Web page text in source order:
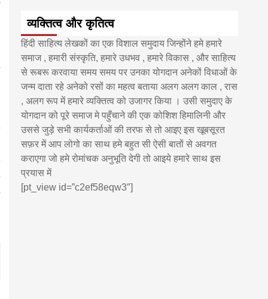
व्यक्तित्व और कृतित्व
हिंदी साहित्य लेखकों का एक विशाल समुदाय जिन्होंने हमे हमारे
समाज , हमारी संस्कृति, हमारे उधभव , हमारे विकास , और साहित्य
से रूबरू करवाया समय समय पर उनका योगदान अनेकों विधाओं के
जन्म दाता रहे अनेको रसों का महत्व बताया अलग अलग काल , रास
, अलग रूप में हमारे व्यक्तित्व को उजागर किया । उसी समुदाए के
योगदान को पूरे समाज मे पहुँचाने की एक कोशिश हिमालिनी और
उससे जुड़े सभी कार्यकर्ताओं की तरफ से तो आइए इस खूबसूरत
सफ़र में आप लोगो का साथ हमे बहुत सी ऐसी बातों से अवगत
कराएगा जो हमे रोमांचक अनुभूति देगी तो आइये हमारे साथ इस
प्रयास में
[pt_view id=”c2ef58eqw3″]